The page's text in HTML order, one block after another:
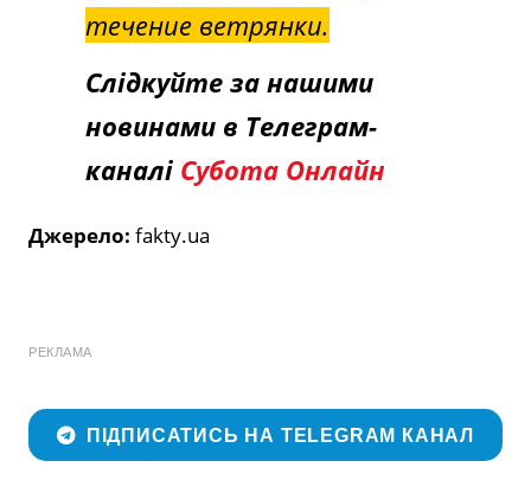
течение ветрянки.
Слідкуйте за нашими
новинами в Телеграм-
каналі Субота Онлайн
Джерело: fakty.ua
РЕКЛАМА
ПІДПИСАТИСЬ НА TELEGRAM КАНАЛ